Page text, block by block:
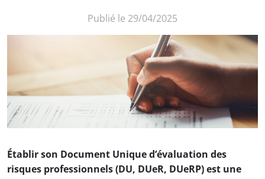
Publié le 29/04/2025
Établir son Document Unique d’évaluation des
risques professionnels (DU, DUeR, DUeRP) est une